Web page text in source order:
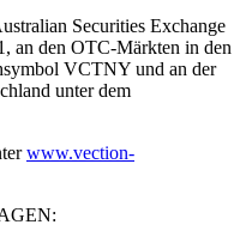
Securities Exchange
an den OTC-Märkten in den
VCTNY und an der
unter dem
www.vection-